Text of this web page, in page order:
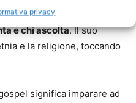
privacyprofonda che
e chi ascolta. Il suo
e la religione, toccando
significa imparare ad